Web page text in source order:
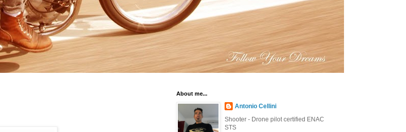
About me...
Antonio Cellini
Shooter - Drone pilot certified ENAC
STS